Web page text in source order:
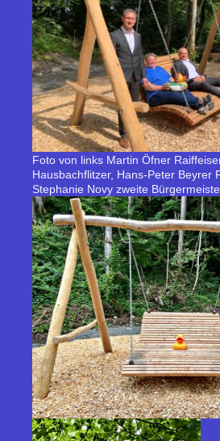
Foto von links Martin Öfner
Hausbachflitzer, Hans-Peter Beyrer
Stephanie Novy zweite